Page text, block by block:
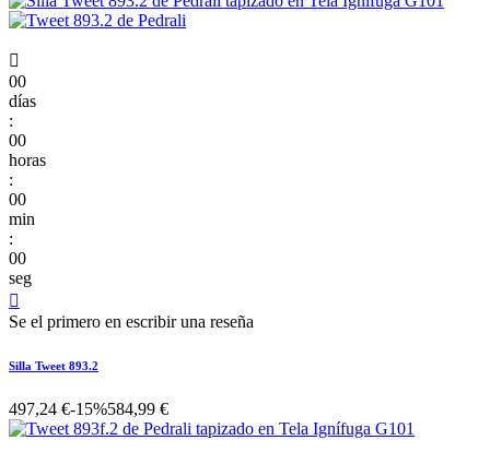

00
días
:
00
horas
:
00
min
:
00
seg

Se el primero en escribir una reseña
Silla Tweet 893.2
497,24 €-15%584,99 €